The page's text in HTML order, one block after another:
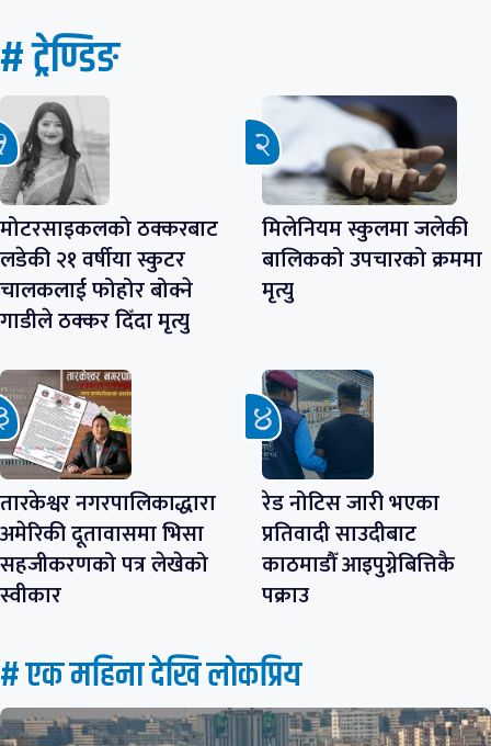
# ट्रेण्डिङ
मोटरसाइकलको ठक्करबाट
लडेकी २१ वर्षीया स्कुटर
चालकलाई फोहोर बोक्ने
गाडीले ठक्कर दिँदा मृत्यु
मिलेनियम स्कुलमा जलेकी
बालिकको उपचारको क्रममा
मृत्यु
तारकेश्वर नगरपालिकाद्धारा
अमेरिकी दूतावासमा भिसा
सहजीकरणको पत्र लेखेको
स्वीकार
रेड नोटिस जारी भएका
प्रतिवादी साउदीबाट
काठमाडौँ आइपुग्नेबित्तिकै
पक्राउ
# एक महिना देखि लाेकप्रिय